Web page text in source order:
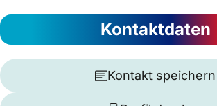
Kontaktdaten
Kontakt speichern